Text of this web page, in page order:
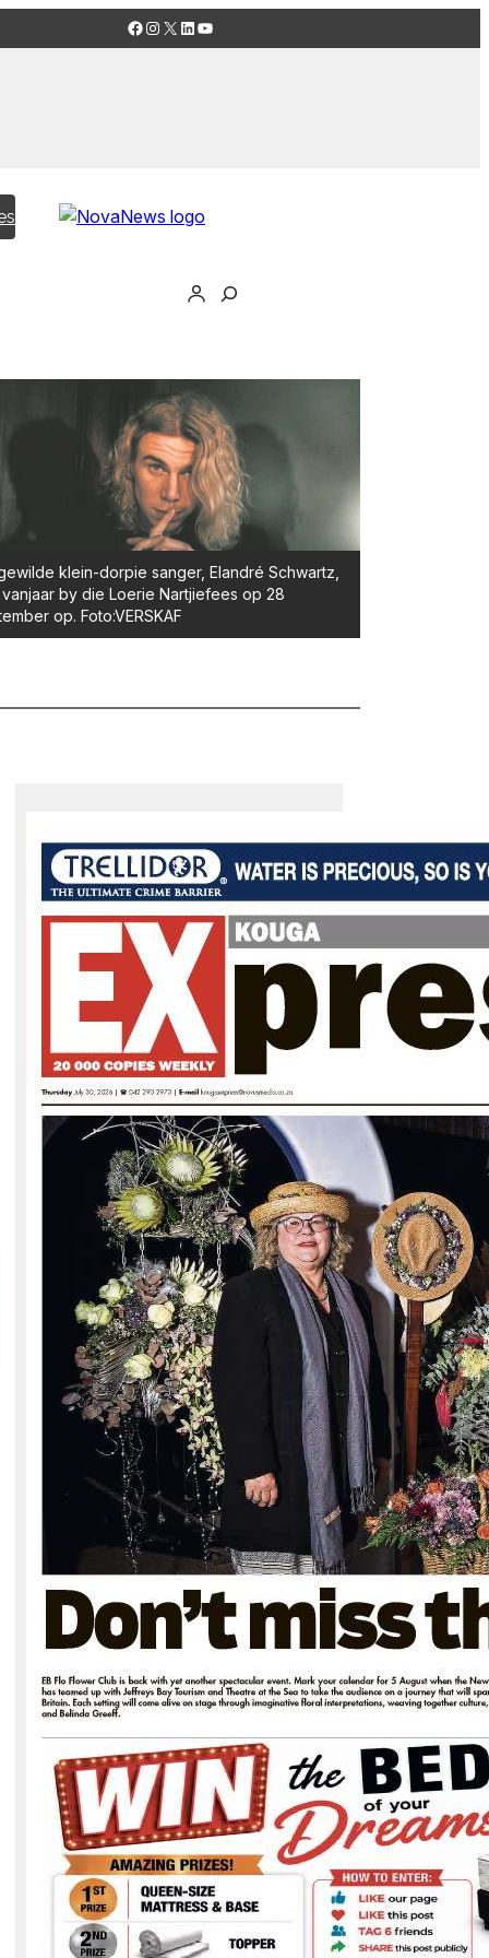
Facebook
Instagram
X LinkedIn
YouTube
klein-dorpie sanger, Elandré Schwartz,
by die Loerie Nartjiefees op 28
op. Foto:VERSKAF